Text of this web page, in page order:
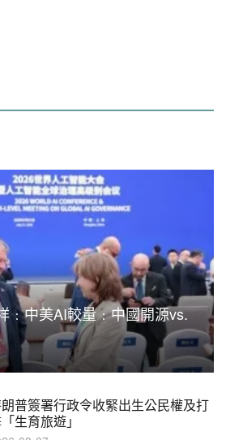
﹕中美AI較量﹕中國開源vs.
普簽署行政令收緊出生公民權及打
生育旅遊」